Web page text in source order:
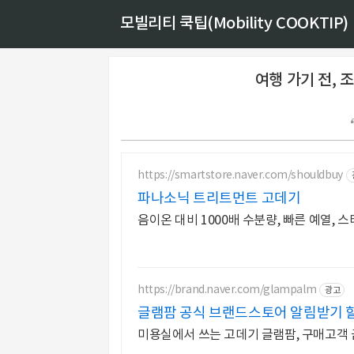
모빌리티 쿡팁(Mobility COOKTIP)
여행 가기 전,
https://smartstore.naver.com/shouldbuy
파나소닉 트리트먼트 고데기
음이온 대비 1000배 수분량, 빠른 예열,
https://brand.naver.com/glampalm 광고
글램팜 공식 브랜드스토어 알림받기
미용실에서 쓰는 고데기 글램팜, 구매고객